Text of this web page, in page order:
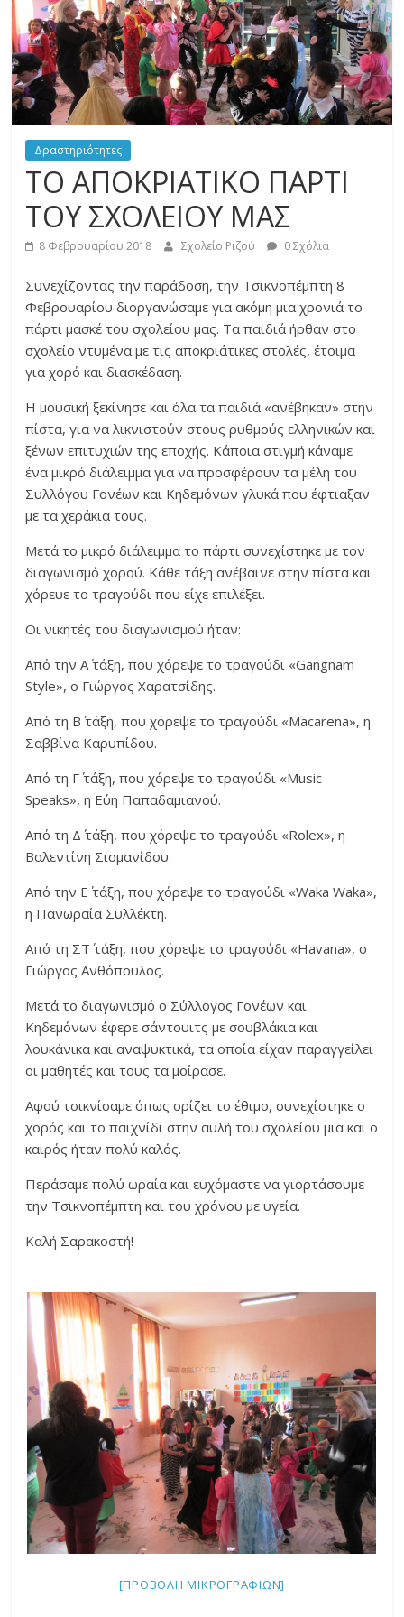
σχολείου
μας
Δραστηριότητες
ΤΟ ΑΠΟΚΡΙΑΤΙΚΟ ΠΑΡΤΙ
ΤΟΥ ΣΧΟΛΕΙΟΥ ΜΑΣ
8 Φεβρουαρίου 2018 Σχολείο Ριζού 0 Σχόλια
Συνεχίζοντας την παράδοση, την Τσικνοπέμπτη 8
Φεβρουαρίου διοργανώσαμε για ακόμη μια χρονιά το
πάρτι μασκέ του σχολείου μας. Τα παιδιά ήρθαν στο
σχολείο ντυμένα με τις αποκριάτικες στολές, έτοιμα
για χορό και διασκέδαση.
Η μουσική ξεκίνησε και όλα τα παιδιά «ανέβηκαν» στην
πίστα, για να λικνιστούν στους ρυθμούς ελληνικών και
ξένων επιτυχιών της εποχής. Κάποια στιγμή κάναμε
ένα μικρό διάλειμμα για να προσφέρουν τα μέλη του
Συλλόγου Γονέων και Κηδεμόνων γλυκά που έφτιαξαν
με τα χεράκια τους.
Μετά το μικρό διάλειμμα το πάρτι συνεχίστηκε με τον
διαγωνισμό χορού. Κάθε τάξη ανέβαινε στην πίστα και
χόρευε το τραγούδι που είχε επιλέξει.
Οι νικητές του διαγωνισμού ήταν:
Από την Α΄ τάξη, που χόρεψε το τραγούδι «Gangnam
Style», ο Γιώργος Χαρατσίδης.
Από τη Β΄ τάξη, που χόρεψε το τραγούδι «Macarena», η
Σαββίνα Καρυπίδου.
Από τη Γ΄ τάξη, που χόρεψε το τραγούδι «Music
Speaks», η Εύη Παπαδαμιανού.
Από τη Δ΄ τάξη, που χόρεψε το τραγούδι «Rolex», η
Βαλεντίνη Σισμανίδου.
Από την Ε΄ τάξη, που χόρεψε το τραγούδι «Waka Waka»,
η Πανωραία Συλλέκτη.
Από τη ΣΤ΄ τάξη, που χόρεψε το τραγούδι «Havana», ο
Γιώργος Ανθόπουλος.
Μετά το διαγωνισμό ο Σύλλογος Γονέων και
Κηδεμόνων έφερε σάντουιτς με σουβλάκια και
λουκάνικα και αναψυκτικά, τα οποία είχαν παραγγείλει
οι μαθητές και τους τα μοίρασε.
Αφού τσικνίσαμε όπως ορίζει το έθιμο, συνεχίστηκε ο
χορός και το παιχνίδι στην αυλή του σχολείου μια και ο
καιρός ήταν πολύ καλός.
Περάσαμε πολύ ωραία και ευχόμαστε να γιορτάσουμε
την Τσικνοπέμπτη και του χρόνου με υγεία.
Καλή Σαρακοστή!
[ΠΡΟΒΟΛΉ ΜΙΚΡΟΓΡΑΦΙΏΝ]